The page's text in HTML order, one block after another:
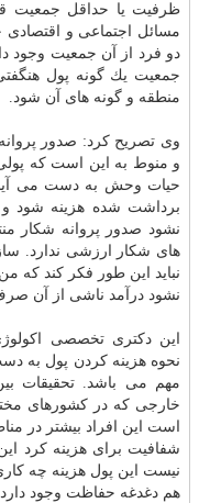
ظرفیت یا حداقل جمعیت
مسائل اجتماعی و
دو فرد از آن جمعیت وجود
جمعیت یك گونه پول
منطقه و گونه های آن شود.
وی تصریح كرد: صدور
و منوط به این است كه
حیات وحش به دست می
برداشت شده هزینه شود و
نشود صدور پروانه شكار
های شكار ارزشی ندارد.
نباید این طور فكر كند
نشود درآمد ناشی از آن
این دكتری تخصصی
نحوه هزینه كردن پول به
مهم می باشد. تحقیقات
خارجی كه در كشورهای
است این افراد بیشتر در
شفافیت برای هزینه كرد
نیست این پول هزینه چه
هم دغدغه حفاظت وجود